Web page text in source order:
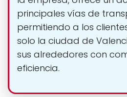
principales vías de
permitiendo a los
solo la ciudad de
sus alrededores con
eficiencia.